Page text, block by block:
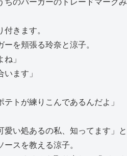
ちのバーガーのトレードマークみ
きます。
を頬張る玲奈と涼子。
」
います」
テトが練りこんであるんだよ」
愛い処あるの私、知ってます」と
スを教える涼子。